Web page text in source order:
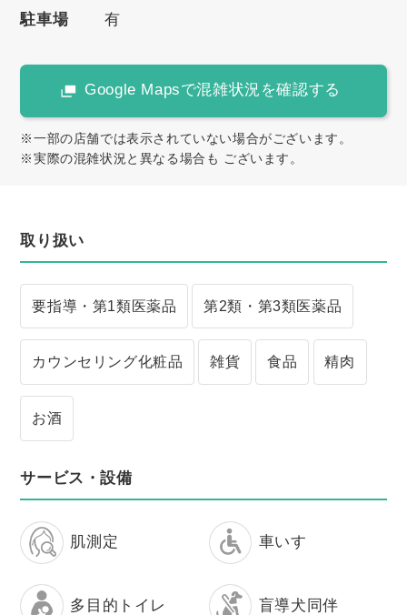
駐車場
有
Google Mapsで混雑状況を確認する
※一部の店舗では表示されていない場合がございます。
※実際の混雑状況と異なる場合も ございます。
取り扱い
要指導・第1類医薬品 第2類・第3類医薬品
カウンセリング化粧品 雑貨 食品 精肉
お酒
サービス・設備
肌測定 車いす
多目的トイレ 盲導犬同伴